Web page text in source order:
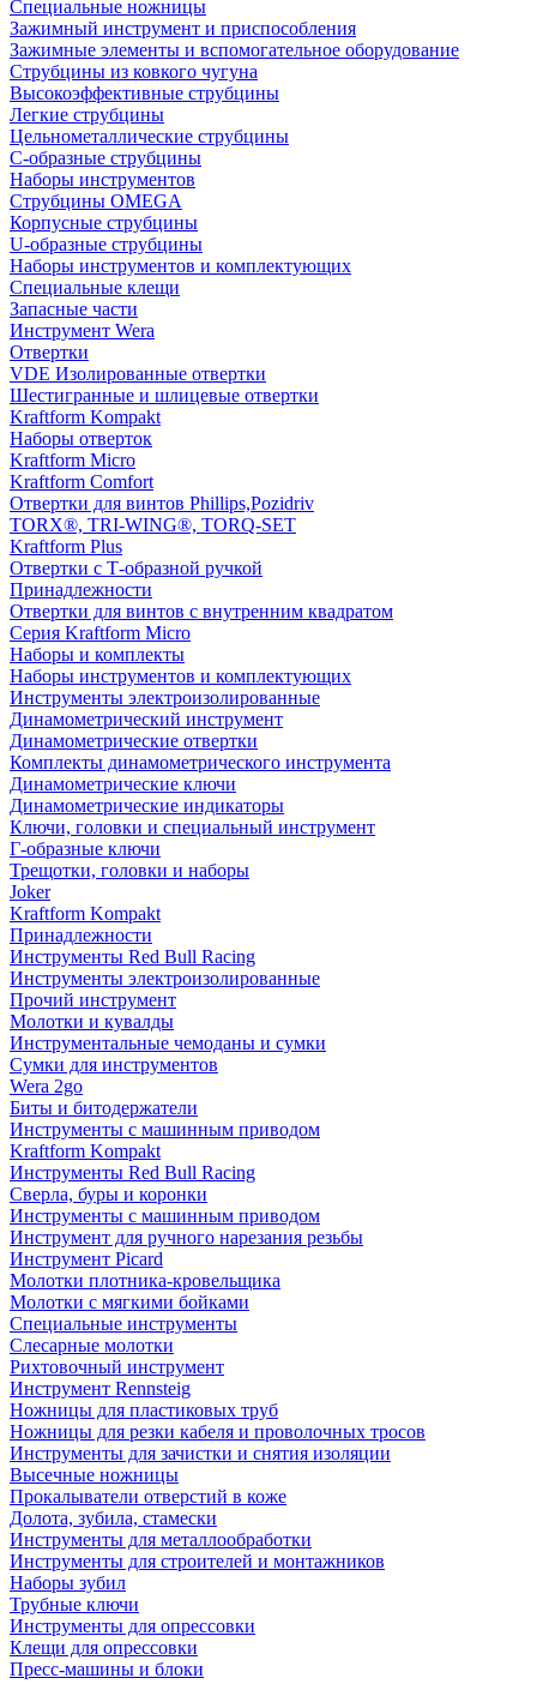
Специальные ножницы
Зажимный инструмент и приспособления
Зажимные элементы и вспомогательное оборудование
Струбцины из ковкого чугуна
Высокоэффективные струбцины
Легкие струбцины
Цельнометаллические струбцины
C-образные струбцины
Наборы инструментов
Струбцины OMEGA
Корпусные струбцины
U-образные струбцины
Наборы инструментов и комплектующих
Специальные клещи
Запасные части
Инструмент Wera
Отвертки
VDE Изолированные отвертки
Шестигранные и шлицевые отвертки
Kraftform Kompakt
Наборы отверток
Kraftform Micro
Kraftform Comfort
Отвертки для винтов Phillips,Pozidriv
TORX®, TRI-WING®, TORQ-SET
Kraftform Plus
Отвертки с Т-образной ручкой
Принадлежности
Отвертки для винтов с внутренним квадратом
Серия Kraftform Micro
Наборы и комплекты
Наборы инструментов и комплектующих
Инструменты электроизолированные
Динамометрический инструмент
Динамометрические отвертки
Комплекты динамометрического инструмента
Динамометрические ключи
Динамометрические индикаторы
Ключи, головки и специальный инструмент
Г-образные ключи
Трещотки, головки и наборы
Joker
Kraftform Kompakt
Принадлежности
Инструменты Red Bull Racing
Инструменты электроизолированные
Прочий инструмент
Молотки и кувалды
Инструментальные чемоданы и сумки
Сумки для инструментов
Wera 2go
Биты и битодержатели
Инструменты с машинным приводом
Kraftform Kompakt
Инструменты Red Bull Racing
Сверла, буры и коронки
Инструменты с машинным приводом
Инструмент для ручного нарезания резьбы
Инструмент Picard
Молотки плотника-кровельщика
Молотки с мягкими бойками
Специальные инструменты
Слесарные молотки
Рихтовочный инструмент
Инструмент Rennsteig
Ножницы для пластиковых труб
Ножницы для резки кабеля и проволочных тросов
Инструменты для зачистки и снятия изоляции
Высечные ножницы
Прокалыватели отверстий в коже
Долота, зубила, стамески
Инструменты для металлообработки
Инструменты для строителей и монтажников
Наборы зубил
Трубные ключи
Инструменты для опрессовки
Клещи для опрессовки
Пресс-машины и блоки